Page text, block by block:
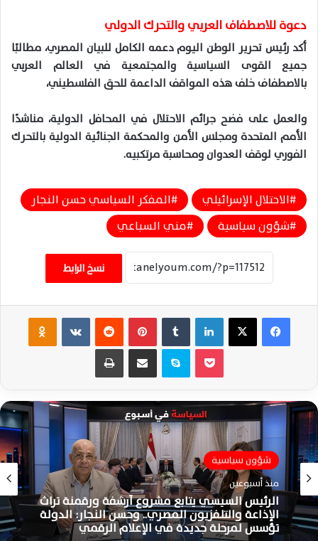
دعوة للاصطفاف العربي والتحرك الدولي
أكد رئيس تحرير الوطن اليوم دعمه الكامل للبيان المصري، مطالبًا
جميع القوى السياسية والمجتمعية في العالم العربي
بالاصطفاف خلف هذه المواقف الداعمة للحق الفلسطيني،
والعمل على فضح جرائم الاحتلال في المحافل الدولية، مناشدًا
الأمم المتحدة ومجلس الأمن والمحكمة الجنائية الدولية بالتحرك
الفوري لوقف العدوان ومحاسبة مرتكبيه.
الاحتلال الإسرائيلي
المفكر السياسي حسن النجار
شؤون سياسية
مني السباعي
نسخ الرابط
فيسبوك ‫X لينكدإن بينتيريست ‏VKontakte
سكايب مشاركة عبر البريد طباعة
شؤون سياسية
منذ أسبوعين
الرئيس السيسي يتابع مشروع أرشفة ورقمنة تراث
الإذاعة والتلفزيون المصري.. وحسن النجار: الدولة
تؤسس لمرحلة جديدة في الإعلام الرقمي
شؤون سياسية
منذ أسبوعين